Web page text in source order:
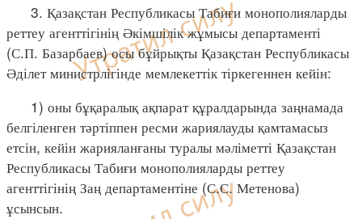
3. Қазақстан Республикасы Табиғи монополияларды
реттеу агенттігінің Әкімшілік жұмысы департаменті
(С.П. Базарбаев) осы бұйрықты Қазақстан Республикасы
Әділет министрлігінде мемлекеттік тіркегеннен кейін:
1) оны бұқаралық ақпарат құралдарында заңнамада
белгіленген тәртіппен ресми жариялауды қамтамасыз
етсін, кейін жарияланғаны туралы мәліметті Қазақстан
Республикасы Табиғи монополияларды реттеу
агенттігінің Заң департаментіне (С.С. Метенова)
ұсынсын.